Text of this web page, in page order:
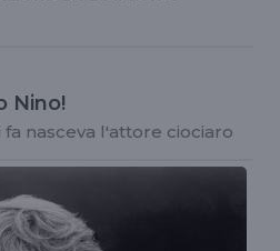
Nino!
nasceva l'attore ciociaro